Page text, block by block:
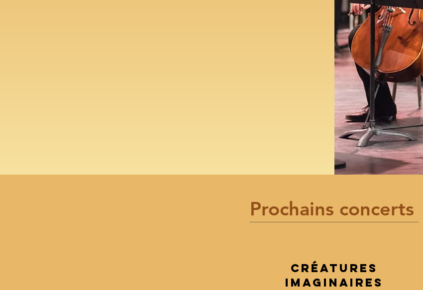
Prochains concerts
CRÉATURES
IMAGINAIRES